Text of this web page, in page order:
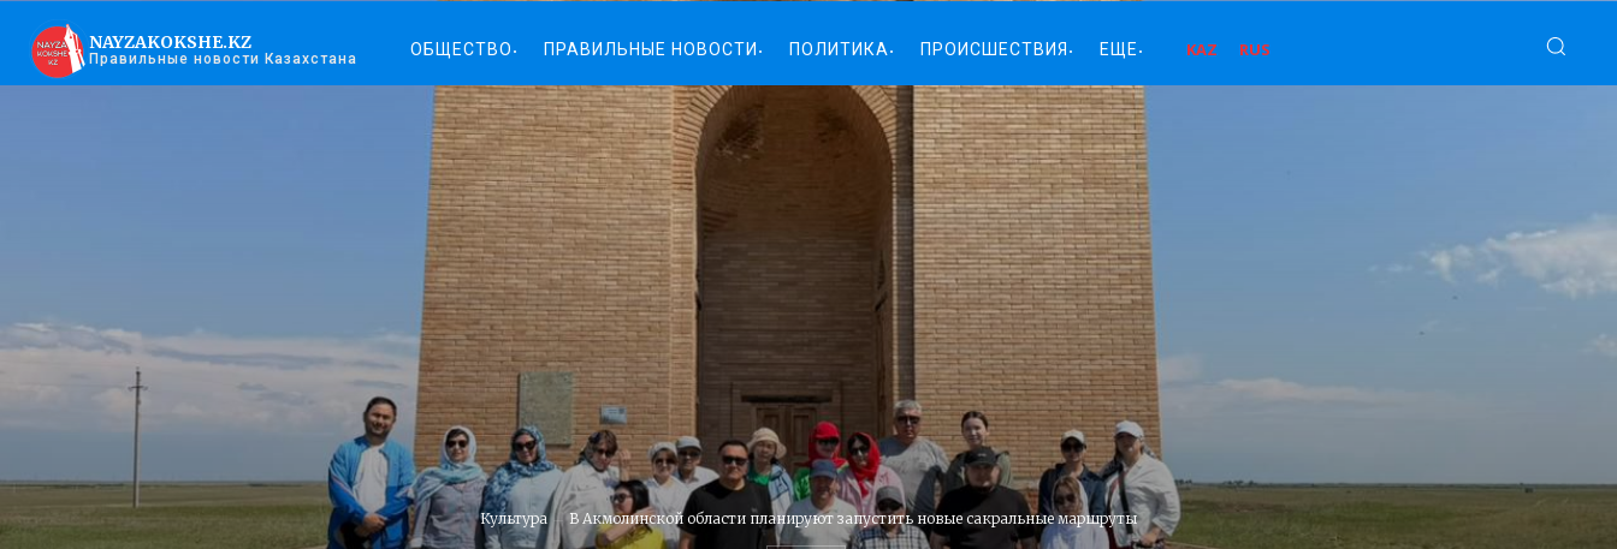
NAYZAKOKSHE.KZ
Правильные новости Казахстана ОБЩЕСТВО ПРАВИЛЬНЫЕ НОВОСТИ ПОЛИТИКА ПРОИСШЕСТВИЯ ЕЩЕ KAZ RUS
Культура В Акмолинской области планируют запустить новые сакральные маршруты